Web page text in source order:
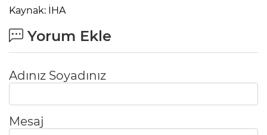
Kaynak: İHA
Yorum Ekle
Adınız Soyadınız
Mesaj